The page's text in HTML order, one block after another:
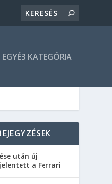
EGYÉB KATEGÓRIA
után új
a Ferrari